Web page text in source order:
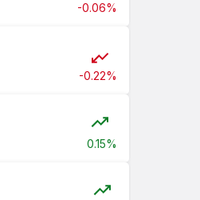
-0.06%
-0.22%
0.15%